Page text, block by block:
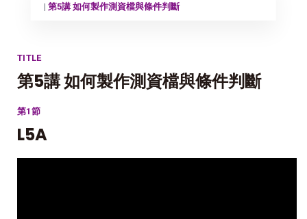
第5講 如何製作測資檔與條件判斷
TITLE
第5講 如何製作測資檔與條件判斷
第1節
L5A